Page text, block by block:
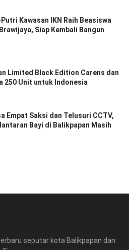
Kawasan IKN Raih Beasiswa
Siap Kembali Bangun
Limited Black Edition Carens dan
250 Unit untuk Indonesia
Empat Saksi dan Telusuri CCTV,
Bayi di Balikpapan Masih
seputar kota Balikpapan dan